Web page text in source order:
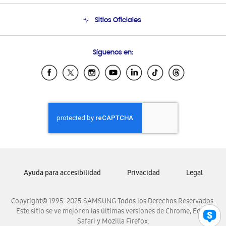
Condiciones de Compra
Soporte vía eMail
Sitios Oficiales
Samsung Ecuador
Samsung El Salvador
Samsung Honduras
Samsung Nicaragua
Samsung Panamá
Samsung Venezuela
Síguenos en:
Copyright© 1995-2025 SAMSUNG Todos los Derechos Reservados.
Este sitio se ve mejor en las últimas versiones de Chrome, Edge,
Safari y Mozilla Firefox.
Ayuda para accesibilidad Privacidad Legal